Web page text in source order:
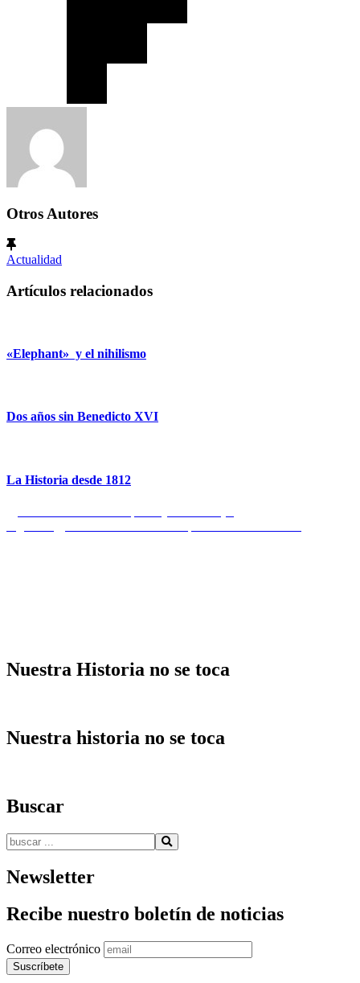
Otros Autores
Actualidad
Artículos relacionados
«Elephant» y el nihilismo
Dos años sin Benedicto XVI
La Historia desde 1812
Navegación
de
Nuestra Historia no se toca
Nuestra historia no se toca
Buscar
Buscar:
Newsletter
Recibe nuestro boletín de noticias
Correo electrónico